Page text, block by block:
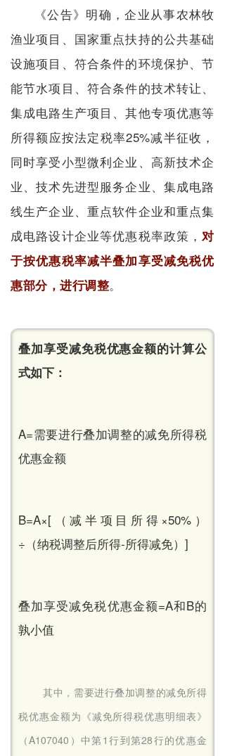
《公告》明确，企业从事农林牧
渔业项目、国家重点扶持的公共基础
设施项目、符合条件的环境保护、节
能节水项目、符合条件的技术转让、
集成电路生产项目、其他专项优惠等
所得额应按法定税率25%减半征收，
同时享受小型微利企业、高新技术企
业、技术先进型服务企业、集成电路
线生产企业、重点软件企业和重点集
成电路设计企业等优惠税率政策，对
于按优惠税率减半叠加享受减免税优
惠部分，进行调整。
叠加享受减免税优惠金额的计算公
式如下：
A=需要进行叠加调整的减免所得税
优惠金额
B=A×[（减半项目所得×50%）
÷（纳税调整后所得-所得减免）]
叠加享受减免税优惠金额=A和B的
孰小值
其中，需要进行叠加调整的减免所得
税优惠金额为《减免所得税优惠明细表》
（A107040）中第1行到第28行的优惠金